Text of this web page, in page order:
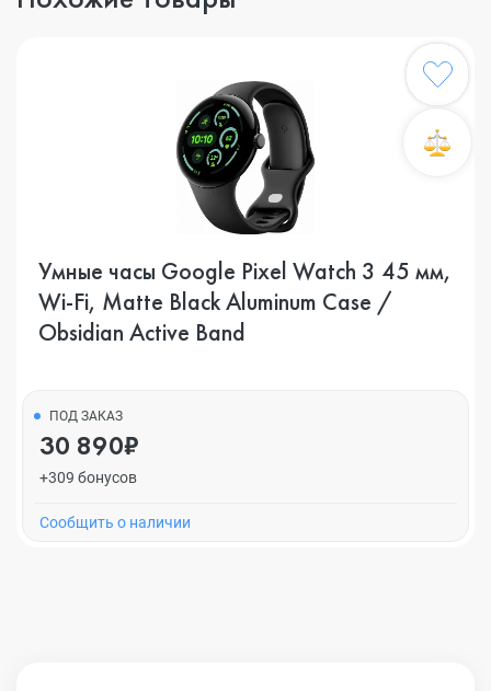
Умные часы Google Pixel Watch 3 45 мм,
Wi-Fi, Matte Black Aluminum Case /
Obsidian Active Band
ПОД ЗАКАЗ
30 890₽
+309 бонусов
Cообщить о наличии